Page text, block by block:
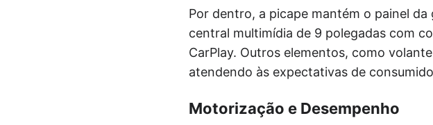
Por dentro, a picape mantém o painel
central multimídia de 9 polegadas com
CarPlay. Outros elementos, como
atendendo às expectativas de
Motorização e Desempenho